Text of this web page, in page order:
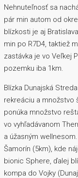
Nehnuteľnosť sa
pár min autom od
blízkosti je aj
min po R7D4, taktiež
zastávka je vo Veľkej
pozemku iba 1km.
Blízka Dunajská
rekreáciu a množstvo
ponúka množstvo
vo vyhľadávanom
a úžasným
Šamorín (5km), kde
bionic Sphere, ďalej
kompa do Vojky